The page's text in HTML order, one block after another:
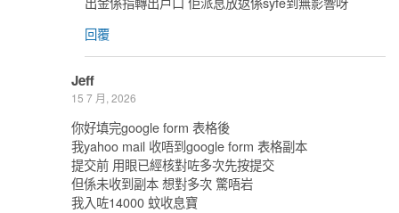
回覆
Jeff
15 7 月, 2026
你好填完google form 表格後
我yahoo mail 收唔到google form 表格副本
提交前 用眼已經核對咗多次先按提交
但係未收到副本 想對多次 驚唔岩
我入咗14000 蚊收息寶